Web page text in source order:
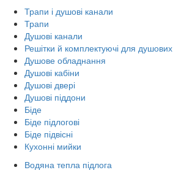
Трапи і душові канали
Трапи
Душові канали
Решітки й комплектуючі для душових
Душове обладнання
Душові кабіни
Душові двері
Душові піддони
Біде
Біде підлогові
Біде підвісні
Кухонні мийки
Водяна тепла підлога